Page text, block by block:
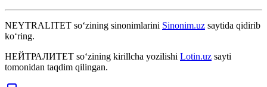
NEYTRALITET so‘zining sinonimlarini Sinonim.uz saytida qidirib
ko‘ring.
НЕЙТРАЛИТЕТ so‘zining kirillcha yozilishi Lotin.uz sayti
tomonidan taqdim qilingan.